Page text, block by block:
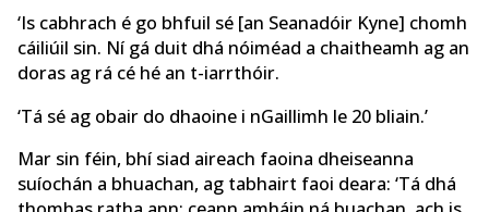
‘Is cabhrach é go bhfuil sé [an Seanadóir Kyne] chomh
cáiliúil sin. Ní gá duit dhá nóiméad a chaitheamh ag an
doras ag rá cé hé an t-iarrthóir.
‘Tá sé ag obair do dhaoine i nGaillimh le 20 bliain.’
Mar sin féin, bhí siad aireach faoina dheiseanna
suíochán a bhuachan, ag tabhairt faoi deara: ‘Tá dhá